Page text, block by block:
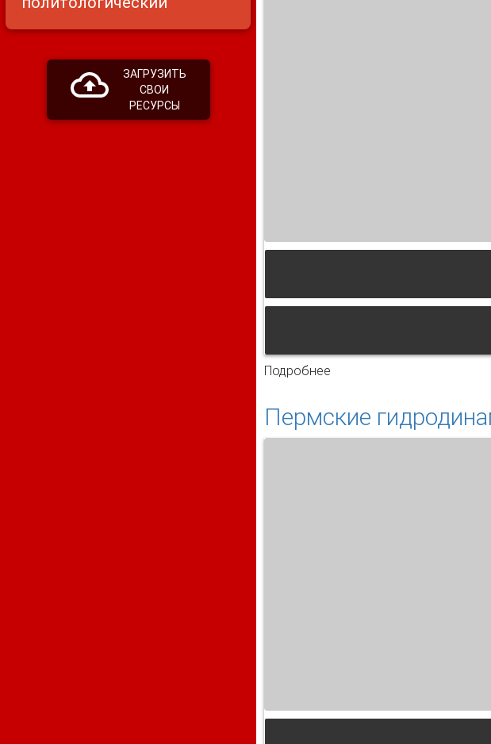
ЗАГРУЗИТЬ
СВОИ
РЕСУРСЫ
Подробнее
Пермские